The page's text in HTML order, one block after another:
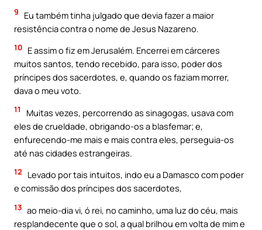
9
Eu também tinha julgado que devia fazer a maior
resistência contra o nome de Jesus Nazareno.
10 E assim o fiz em Jerusalém. Encerrei em cárceres
muitos santos, tendo recebido, para isso, poder dos
príncipes dos sacerdotes, e, quando os faziam morrer,
dava o meu voto.
11
Muitas vezes, percorrendo as sinagogas, usava com
eles de crueldade, obrigando-os a blasfemar; e,
enfurecendo-me mais e mais contra eles, perseguia-os
até nas cidades estrangeiras.
12
Levado por tais intuitos, indo eu a Damasco com poder
e comissão dos príncipes dos sacerdotes,
13 ao meio-dia vi, ó rei, no caminho, uma luz do céu, mais
resplandecente que o sol, a qual brilhou em volta de mim e